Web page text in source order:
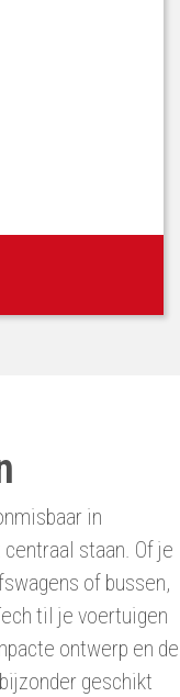
in
staan. Of je
of bussen,
til je voertuigen
ontwerp en de
geschikt